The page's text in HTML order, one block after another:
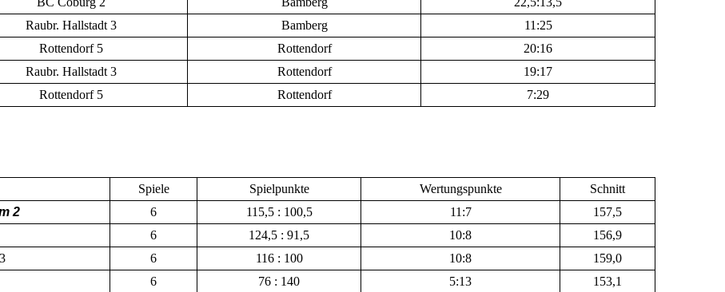
Raubr. Hallstadt 3 Bamberg
11:25
Rottendorf 5 Rottendorf
20:16
Raubr. Hallstadt 3 Rottendorf
19:17
Rottendorf 5 Rottendorf 7:29
Spiele Spielpunkte Wertungspunkte
Schnitt
2 6 115,5 : 100,5 11:7
157,5
6 124,5 : 91,5 10:8
156,9
6 116 : 100 10:8
159,0
6 76 : 140 5:13 153,1